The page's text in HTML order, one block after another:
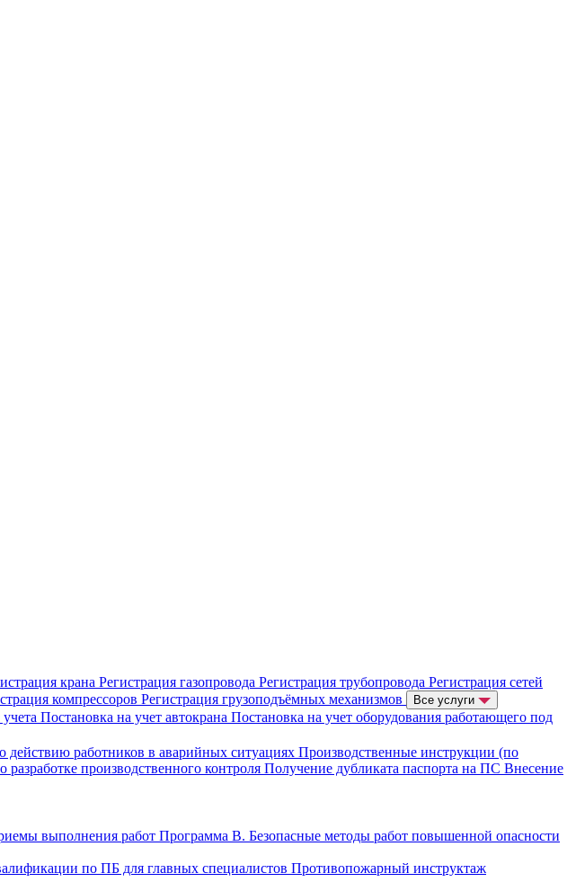
крана Регистрация газопровода Регистрация трубопровода Регистрация сетей
компрессоров Регистрация грузоподъёмных механизмов Все услуги
Постановка на учет автокрана Постановка на учет оборудования работающего под
действию работников в аварийных ситуациях Производственные инструкции (по
производственного контроля Получение дубликата паспорта на ПС Внесение
выполнения работ Программа В. Безопасные методы работ повышенной опасности
по ПБ для главных специалистов Противопожарный инструктаж